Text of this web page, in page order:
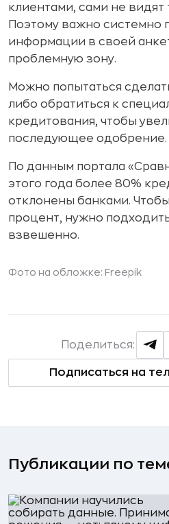
клиентами, сами не
Поэтому важно системно
информации в своей
проблемную зону.
Можно попытаться
либо обратиться к
кредитования, чтобы
последующее одобрение.
По данным портала
этого года более 80%
отклонены банками.
процент, нужно
взвешенно.
Фото на обложке: Freepik
Подписаться на
Поделиться:
Публикации по